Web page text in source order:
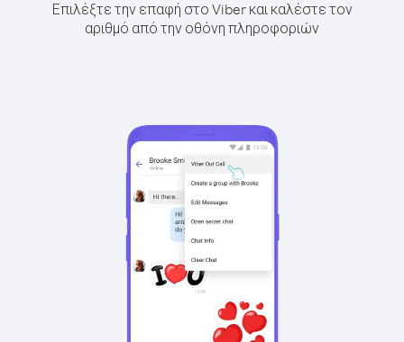
Επιλέξτε την επαφή στο Viber και καλέστε τον
αριθμό από την οθόνη πληροφοριών